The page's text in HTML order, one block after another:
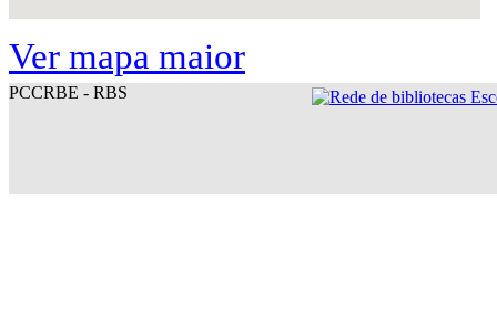
Ver mapa maior
PCCRBE - RBS